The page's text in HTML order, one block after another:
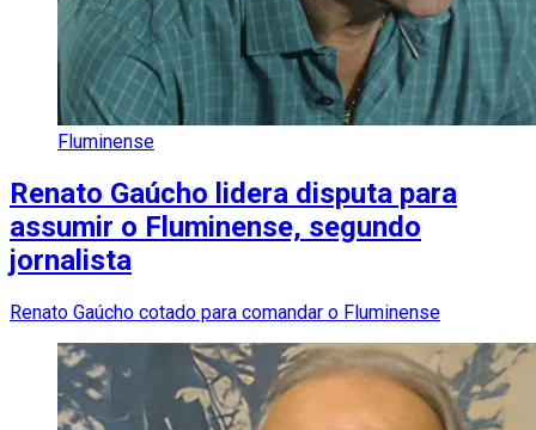
Fluminense
Renato Gaúcho lidera disputa para
assumir o Fluminense, segundo
jornalista
Renato Gaúcho cotado para comandar o Fluminense